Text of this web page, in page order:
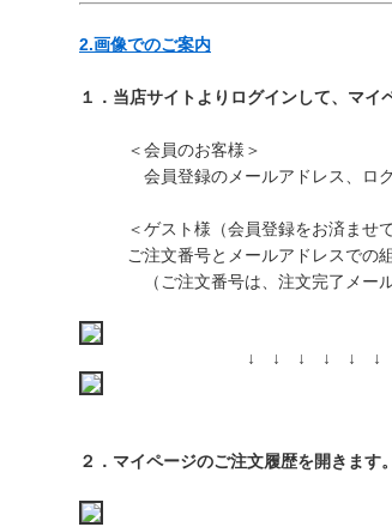
2.画像でのご案内
１．当店サイトよりログインして、マイ
＜会員のお客様＞
会員登録のメールアドレス、ロ
＜ゲスト様（会員登録をお済ませ
ご注文番号とメールアドレスでの
（ご注文番号は、注文完了メー
↓ ↓ ↓ ↓ ↓ ↓
２．マイページのご注文履歴を開きます。